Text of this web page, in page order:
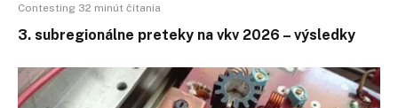
Contesting 32 minút čítania
3. subregionálne preteky na vkv 2026 – výsledky